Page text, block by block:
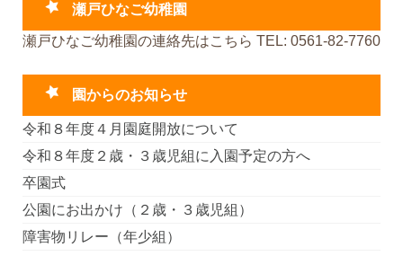
瀬戸ひなご幼稚園
瀬戸ひなご幼稚園の連絡先はこちら TEL: 0561-82-7760
園からのお知らせ
令和８年度４月園庭開放について
令和８年度２歳・３歳児組に入園予定の方へ
卒園式
公園にお出かけ（２歳・３歳児組）
障害物リレー（年少組）